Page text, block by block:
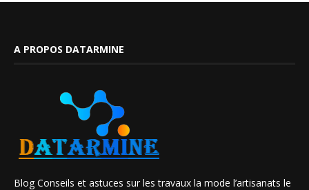
A PROPOS DATARMINE
Blog Conseils et astuces sur les travaux la mode l’artisanats le